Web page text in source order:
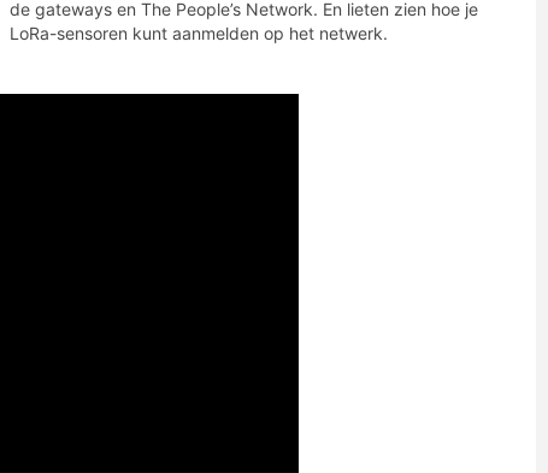
de gateways en The People’s Network. En lieten zien hoe je
LoRa-sensoren kunt aanmelden op het netwerk.